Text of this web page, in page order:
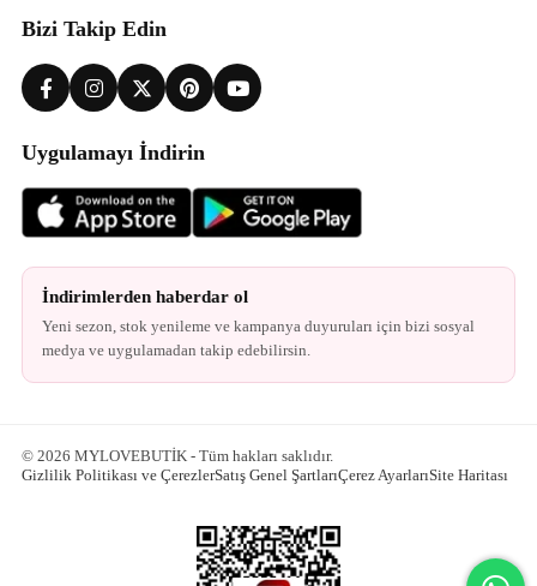
Bizi Takip Edin
Uygulamayı İndirin
İndirimlerden haberdar ol
Yeni sezon, stok yenileme ve kampanya duyuruları için bizi sosyal
medya ve uygulamadan takip edebilirsin.
© 2026 MYLOVEBUTİK - Tüm hakları saklıdır.
Gizlilik Politikası ve ÇerezlerSatış Genel ŞartlarıÇerez AyarlarıSite Haritası